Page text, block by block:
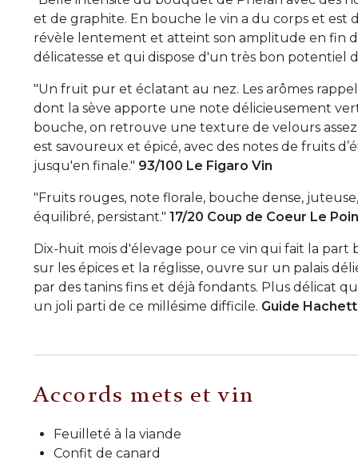
et de graphite. En bouche le vin a du corps et
révèle lentement et atteint son amplitude en fin
délicatesse et qui dispose d'un très bon potentiel
"Un fruit pur et éclatant au nez. Les arômes
dont la sève apporte une note délicieusement
bouche, on retrouve une texture de velours
est savoureux et épicé, avec des notes de fruits
jusqu'en finale." 93/100 Le Figaro Vin
"Fruits rouges, note florale, bouche dense,
équilibré, persistant." 17/20 Coup de Coeur Le
Dix-huit mois d'élevage pour ce vin qui fait la part
sur les épices et la réglisse, ouvre sur un palais
par des tanins fins et déjà fondants. Plus délicat
un joli parti de ce millésime difficile. Guide
Accords mets et vin
Feuilleté à la viande
Confit de canard